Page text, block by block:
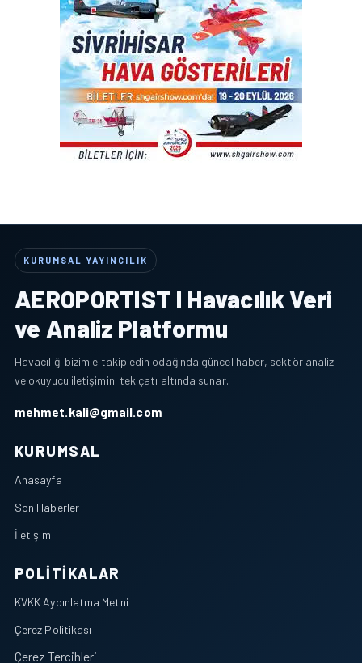
KURUMSAL YAYINCILIK
AEROPORTIST I Havacılık Veri
ve Analiz Platformu
Havacılığı bizimle takip edin odağında güncel haber, sektör analizi
ve okuyucu iletişimini tek çatı altında sunar.
mehmet.kali@gmail.com
KURUMSAL
Anasayfa
Son Haberler
İletişim
POLITIKALAR
KVKK Aydınlatma Metni
Çerez Politikası
Çerez Tercihleri